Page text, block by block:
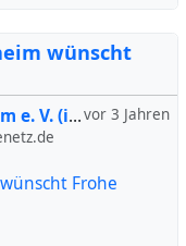
wünscht
vor 3 Jahren
Frohe